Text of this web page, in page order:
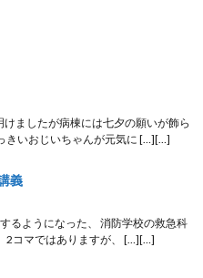
ましたが病棟には七夕の願いが飾ら
きいおじいちゃんが元気に […][…]
義
るようになった、 消防学校の救急科
2コマではありますが、 […][…]